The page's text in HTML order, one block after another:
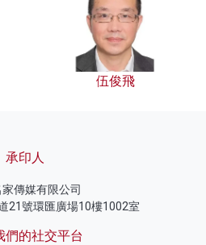
伍俊飛
承印人
傳媒有限公司
21號環匯廣場10樓1002室
們的社交平台